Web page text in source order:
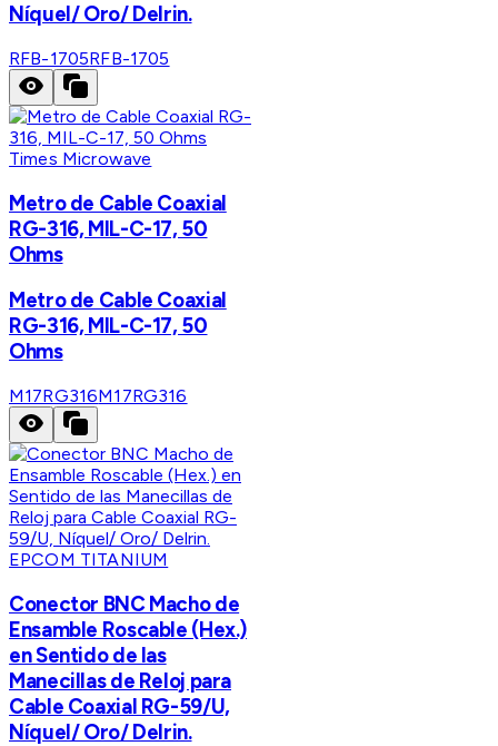
Níquel/ Oro/ Delrin.
RFB-1705RFB-1705
Times Microwave
Metro de Cable Coaxial
RG-316, MIL-C-17, 50
Ohms
Metro de Cable Coaxial
RG-316, MIL-C-17, 50
Ohms
M17RG316M17RG316
EPCOM TITANIUM
Conector BNC Macho de
Ensamble Roscable (Hex.)
en Sentido de las
Manecillas de Reloj para
Cable Coaxial RG-59/U,
Níquel/ Oro/ Delrin.